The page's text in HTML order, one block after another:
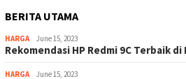
BERITA UTAMA
HARGA June 15, 2023
Rekomendasi HP Redmi 9C Terbaik
HARGA June 15, 2023